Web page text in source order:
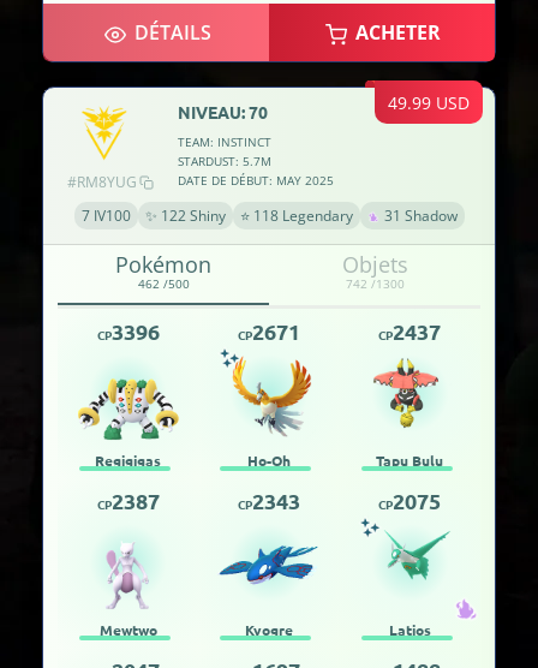
DÉTAILS ACHETER
49.99 USD
#RM8YUG
NIVEAU: 70
TEAM: INSTINCT
STARDUST: 5.7M
DATE DE DÉBUT: MAY 2025
7 IV100 ✨ 122 Shiny ⭐ 118 Legendary 31 Shadow
Pokémon
462 /500
Objets
742 /1300
CP3396
Regigigas
CP2671
Ho-Oh
CP2437
Tapu Bulu
CP2387
Mewtwo
CP2343
Kyogre
CP2075
Latios